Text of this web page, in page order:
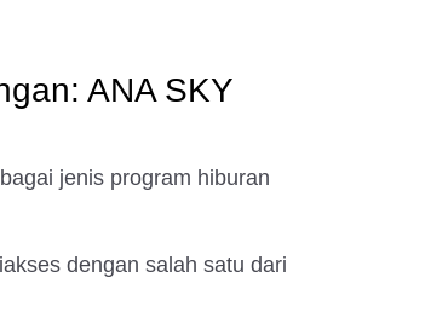
ANA SKY
jenis program hiburan
dengan salah satu dari